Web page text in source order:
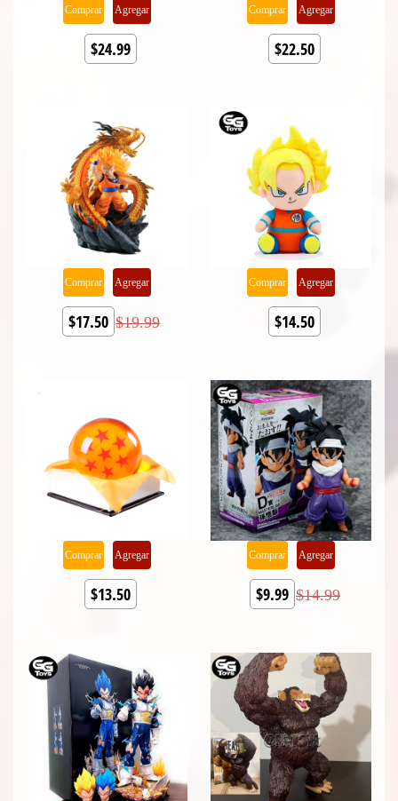
Comprar Agregar
$24.99
Comprar Agregar
$22.50
Comprar Agregar
$17.50 $19.99
Comprar Agregar
$14.50
Comprar Agregar
$13.50
Comprar Agregar
$9.99 $14.99